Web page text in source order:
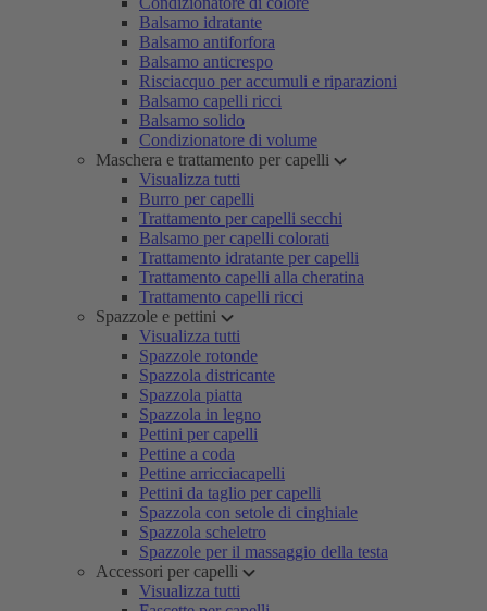
Balsamo idratante
Balsamo antiforfora
Balsamo anticrespo
Risciacquo per accumuli e riparazioni
Balsamo capelli ricci
Balsamo solido
Condizionatore di volume
Maschera e trattamento per capelli
Visualizza tutti
Burro per capelli
Trattamento per capelli secchi
Balsamo per capelli colorati
Trattamento idratante per capelli
Trattamento capelli alla cheratina
Trattamento capelli ricci
Spazzole e pettini
Visualizza tutti
Spazzole rotonde
Spazzola districante
Spazzola piatta
Spazzola in legno
Pettini per capelli
Pettine a coda
Pettine arricciacapelli
Pettini da taglio per capelli
Spazzola con setole di cinghiale
Spazzola scheletro
Spazzole per il massaggio della testa
Accessori per capelli
Visualizza tutti